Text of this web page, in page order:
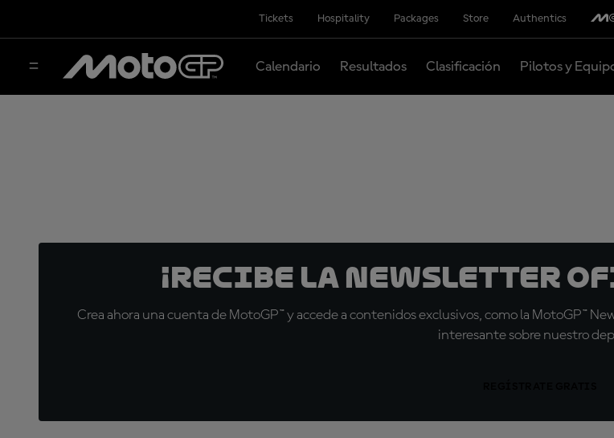
Tickets Hospitality Packages Store Authentics
Calendario Resultados Clasificación Pilotos y
¡Recibe la Newsletter
Crea ahora una cuenta de MotoGP™ y accede a contenidos exclusivos, como la MotoGP™
interesante sobre nuestro